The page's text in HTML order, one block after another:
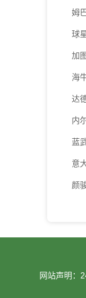
姆
球
加
海
达
内
蓝
意
颜
网站声明：